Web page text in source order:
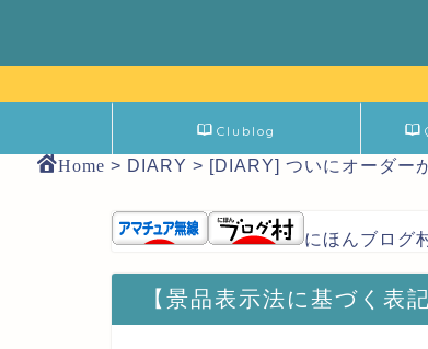
Clublog
Home > DIARY > [DIARY] ついにオーダー
にほんブログ
【景品表示法に基づく表記